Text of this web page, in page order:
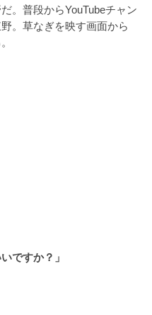
。普段からYouTubeチャン
。草なぎを映す画面から
ですか？」